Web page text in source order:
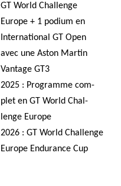
GT World Chal­lenge
Europe + 1 podium en
Inter­na­tio­nal GT Open
avec une Aston Mar­tin
Van­tage GT3
2025 : Pro­gramme com­
plet en GT World Chal­
lenge Europe
2026 : GT World Chal­lenge
Europe Endu­rance Cup